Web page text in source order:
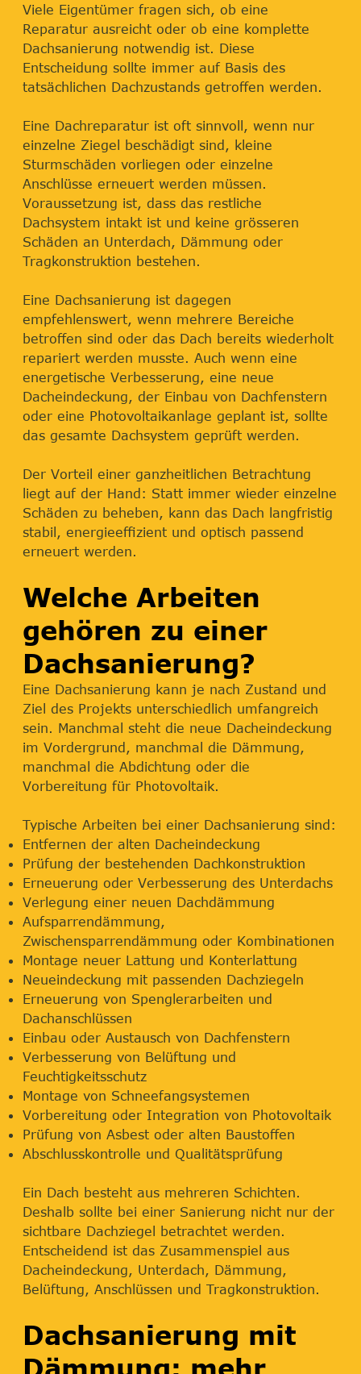
Viele Eigentümer fragen sich, ob eine
Reparatur ausreicht oder ob eine komplette
Dachsanierung notwendig ist. Diese
Entscheidung sollte immer auf Basis des
tatsächlichen Dachzustands getroffen werden.
Eine Dachreparatur ist oft sinnvoll, wenn nur
einzelne Ziegel beschädigt sind, kleine
Sturmschäden vorliegen oder einzelne
Anschlüsse erneuert werden müssen.
Voraussetzung ist, dass das restliche
Dachsystem intakt ist und keine grösseren
Schäden an Unterdach, Dämmung oder
Tragkonstruktion bestehen.
Eine Dachsanierung ist dagegen
empfehlenswert, wenn mehrere Bereiche
betroffen sind oder das Dach bereits wiederholt
repariert werden musste. Auch wenn eine
energetische Verbesserung, eine neue
Dacheindeckung, der Einbau von Dachfenstern
oder eine Photovoltaikanlage geplant ist, sollte
das gesamte Dachsystem geprüft werden.
Der Vorteil einer ganzheitlichen Betrachtung
liegt auf der Hand: Statt immer wieder einzelne
Schäden zu beheben, kann das Dach langfristig
stabil, energieeffizient und optisch passend
erneuert werden.
Welche Arbeiten
gehören zu einer
Dachsanierung?
Eine Dachsanierung kann je nach Zustand und
Ziel des Projekts unterschiedlich umfangreich
sein. Manchmal steht die neue Dacheindeckung
im Vordergrund, manchmal die Dämmung,
manchmal die Abdichtung oder die
Vorbereitung für Photovoltaik.
Typische Arbeiten bei einer Dachsanierung sind:
Entfernen der alten Dacheindeckung
Prüfung der bestehenden Dachkonstruktion
Erneuerung oder Verbesserung des Unterdachs
Verlegung einer neuen Dachdämmung
Aufsparrendämmung,
Zwischensparrendämmung oder Kombinationen
Montage neuer Lattung und Konterlattung
Neueindeckung mit passenden Dachziegeln
Erneuerung von Spenglerarbeiten und
Dachanschlüssen
Einbau oder Austausch von Dachfenstern
Verbesserung von Belüftung und
Feuchtigkeitsschutz
Montage von Schneefangsystemen
Vorbereitung oder Integration von Photovoltaik
Prüfung von Asbest oder alten Baustoffen
Abschlusskontrolle und Qualitätsprüfung
Ein Dach besteht aus mehreren Schichten.
Deshalb sollte bei einer Sanierung nicht nur der
sichtbare Dachziegel betrachtet werden.
Entscheidend ist das Zusammenspiel aus
Dacheindeckung, Unterdach, Dämmung,
Belüftung, Anschlüssen und Tragkonstruktion.
Dachsanierung mit